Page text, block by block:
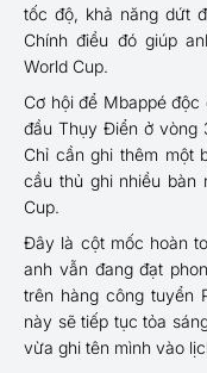
tốc độ, khả năng dứt
Chính điều đó giúp
World Cup.
Cơ hội để Mbappé
đầu Thụy Điển ở vòng
Chỉ cần ghi thêm một
cầu thủ ghi nhiều bàn
Cup.
Đây là cột mốc hoàn
anh vẫn đang đạt
trên hàng công tuyển
này sẽ tiếp tục tỏa
vừa ghi tên mình vào